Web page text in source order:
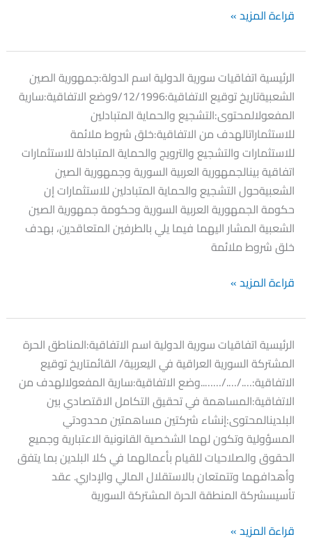
قراءة المزيد »
الرئيسية اتفاقيات سورية الدولية اسم الدولة:جمهورية الصين
الشعبيةتاريخ توقيع الاتفاقية:9/12/1996وضع الاتفاقية:سارية
المفعولالمحتوى:التشجيع والحماية المتبادلين
للاستثماراتالهدف من الاتفاقية:خلق شروط ملائمة
للاستثمارات والتشجيع والترويج والحماية المتبادلة للاستثمارات
اتفاقية بينالجمهورية العربية السورية وجمهورية الصين
الشعبيةحول التشجيع والحماية المتبادلين للاستثمارات إن
حكومة الجمهورية العربية السورية وحكومة جمهورية الصين
الشعبية المشار اليهما فيما يلي بالطرفين المتعاقدين، بهدف
خلق شروط ملائمة
اتفاقية
جمهورية
الصين
الشعبية
قراءة المزيد »
الرئيسية اتفاقيات سورية الدولية اسم الاتفاقية:المناطق الحرة
المشتركة السورية العراقية في اليعربية/ القائمتاريخ توقيع
الاتفاقية:…./…./……..وضع الاتفاقية:سارية المفعولالهدف من
الاتفاقية:المساهمة في تحقيق التكامل الاقتصادي بين
البلدينالمحتوى:إنشاء شركتين مساهمتين محدودتي
المسؤولية وتكون لهما الشخصية القانونية الاعتبارية وجميع
الحقوق والصلاحيات للقيام بأعمالهما في كلا البلدين بما يتفق
وأهدافهما وتتمتعان بالاستقلال المالي والإداري. عقد
تأسيسشركة المنطقة الحرة المشتركة السورية
المنطقة
الحرة
السورية
العراقية
قراءة المزيد »